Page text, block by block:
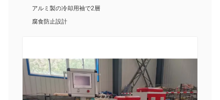
アルミ製の冷却用袖で2層
腐食防止設計